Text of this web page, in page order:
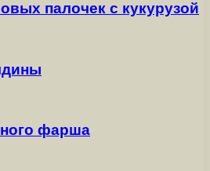
палочек с кукурузой
фарша